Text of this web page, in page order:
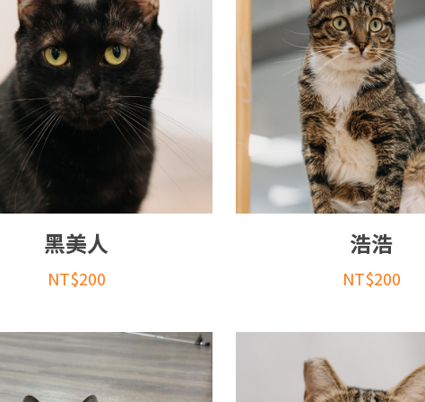
黑美人
NT$200
浩浩
NT$200